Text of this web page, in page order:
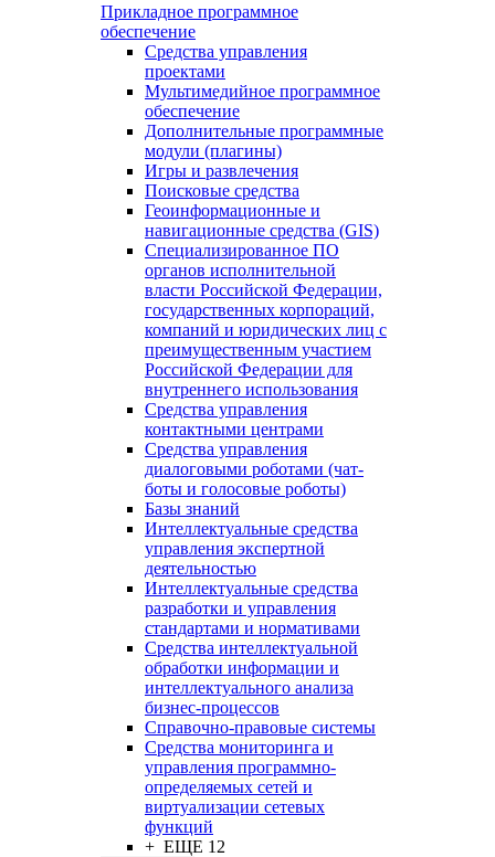
Прикладное программное
обеспечение
Средства управления
проектами
Мультимедийное программное
обеспечение
Дополнительные программные
модули (плагины)
Игры и развлечения
Поисковые средства
Геоинформационные и
навигационные средства (GIS)
Специализированное ПО
органов исполнительной
власти Российской Федерации,
государственных корпораций,
компаний и юридических лиц с
преимущественным участием
Российской Федерации для
внутреннего использования
Средства управления
контактными центрами
Средства управления
диалоговыми роботами (чат-
боты и голосовые роботы)
Базы знаний
Интеллектуальные средства
управления экспертной
деятельностью
Интеллектуальные средства
разработки и управления
стандартами и нормативами
Средства интеллектуальной
обработки информации и
интеллектуального анализа
бизнес-процессов
Справочно-правовые системы
Средства мониторинга и
управления программно-
определяемых сетей и
виртуализации сетевых
функций
+ ЕЩЕ 12